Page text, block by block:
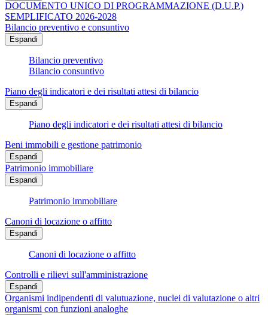
DOCUMENTO UNICO DI PROGRAMMAZIONE (D.U.P.)
SEMPLIFICATO 2026-2028
Bilancio preventivo e consuntivo
Espandi
Bilancio preventivo
Bilancio consuntivo
Piano degli indicatori e dei risultati attesi di bilancio
Espandi
Piano degli indicatori e dei risultati attesi di bilancio
Beni immobili e gestione patrimonio
Espandi
Patrimonio immobiliare
Espandi
Patrimonio immobiliare
Canoni di locazione o affitto
Espandi
Canoni di locazione o affitto
Controlli e rilievi sull'amministrazione
Espandi
Organismi indipendenti di valutuazione, nuclei di valutazione o altri
organismi con funzioni analoghe